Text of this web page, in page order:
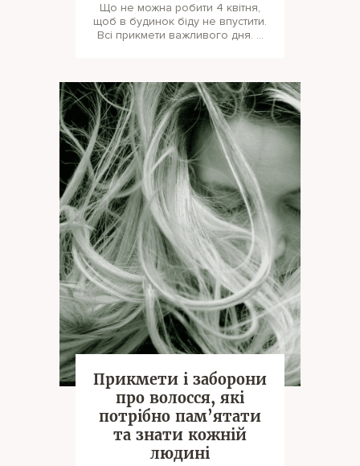
Що не можна робити 4 квітня,
щоб в будинок біду не впустити.
Всі прикмети важливого дня. 4
Прикмети і заборони
про волосся, які
потрібно пам’ятати
та знати кожній
людині